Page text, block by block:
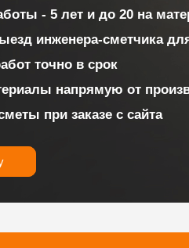
- 5 лет и до 20 на
инженера-сметчика
точно в срок
напрямую от
при заказе с сайта